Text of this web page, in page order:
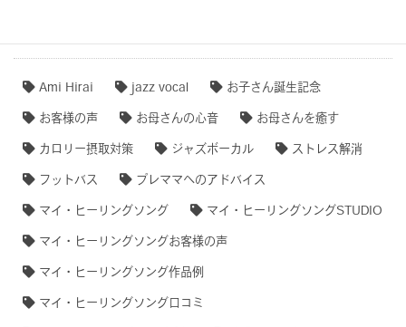
Ami Hirai jazz vocal お子さん誕生記念
お客様の声 お母さんの心音 お母さんを癒す
カロリー摂取対策 ジャズボーカル ストレス解消
フットバス プレママへのアドバイス
マイ・ヒーリングソング マイ・ヒーリングソングSTUDIO
マイ・ヒーリングソングお客様の声
マイ・ヒーリングソング作品例
マイ・ヒーリングソング口コミ